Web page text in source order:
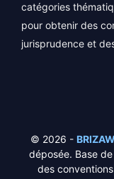
catégories
pour obtenir des
jurisprudence et
© 2026 -
déposée. Base
des